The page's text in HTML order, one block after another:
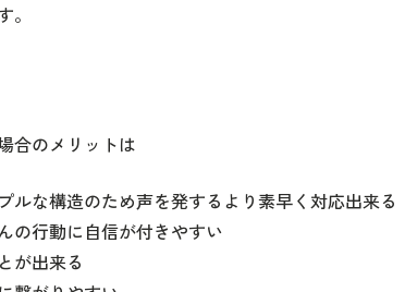
合のメリットは
ルな構造のため声を発するより素早く対応出来る
の行動に自信が付きやすい
が出来る